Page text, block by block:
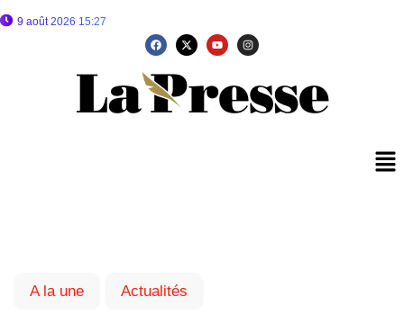
9 août 2026 15:27
A la une Actualités